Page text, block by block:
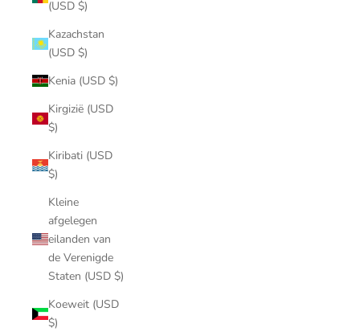
(USD $)
Kazachstan
(USD $)
Kenia (USD $)
Kirgizië (USD
$)
Kiribati (USD
$)
Kleine
afgelegen
eilanden van
de Verenigde
Staten (USD $)
Koeweit (USD
$)